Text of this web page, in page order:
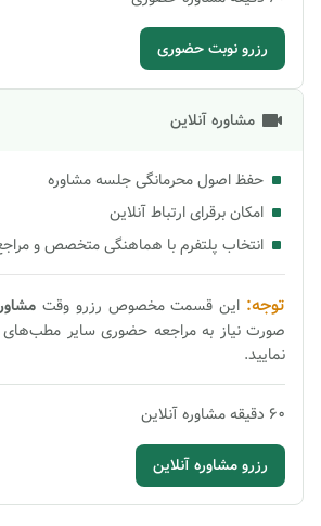
رزرو نوبت حضوری
مشاوره آنلاین
حفظ اصول محرمانگی جلسه مشاوره
امکان برقرای ارتباط آنلاین
انتخاب پلتفرم با هماهنگی متخصص و
توجه: این قسمت مخصوص رزرو وقت
صورت نیاز به مراجعه حضوری سایر
نمایید.
60 دقیقهمشاوره آنلاین
رزرو مشاوره آنلاین